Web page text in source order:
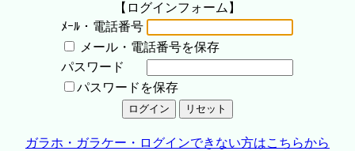
【ログインフォーム】
ﾒｰﾙ・電話番号
メール・電話番号を保存
パスワード
パスワードを保存
ガラホ・ガラケー・ログインできない方はこちらから